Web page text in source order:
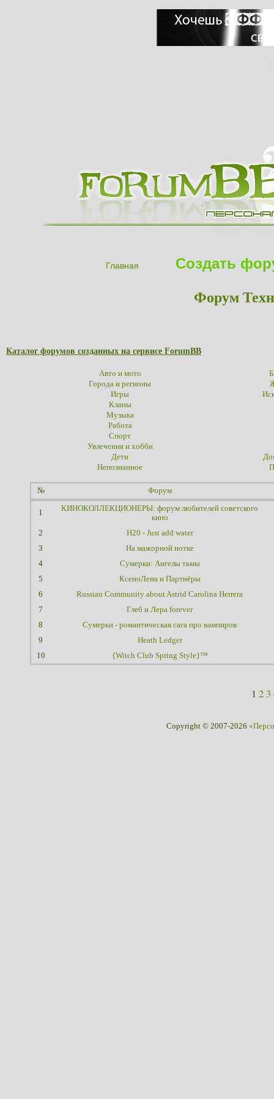
Главная Создать
Форум
Каталог форумов созданных на сервисе ForumBB
Авто и мото
Города и регионы
Игры
Кланы
Музыка
Работа
Спорт
Увлечения и хобби
Дети
Непознанное
№ Форум
1
КИНОКОЛЛЕКЦИОНЕРЫ: форум любителей советского
кино
2
H20 - Just add water
3
На мажорной нотке
4
Сумерки: Ангелы тьмы
5
КсеноЛена и Партнёры
6
Russian Community about Astrid Carolina Herrera
7
Глеб и Лера forever
8
Сумерки - романтическая сага про вампиров
9
Heath Ledger
10
{Witch Club Spring Style}™
1 2 3
Copyright © 2007-2026